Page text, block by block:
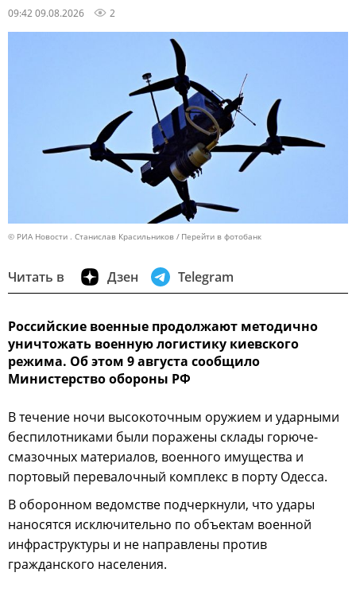
09:42 09.08.2026 2
© РИА Новости . Станислав Красильников Перейти в фотобанк
Читать в Дзен Telegram
Российские военные продолжают методично
уничтожать военную логистику киевского
режима. Об этом 9 августа сообщило
Министерство обороны РФ
В течение ночи высокоточным оружием и ударными
беспилотниками были поражены склады горюче-
смазочных материалов, военного имущества и
портовый перевалочный комплекс в порту Одесса.
В оборонном ведомстве подчеркнули, что удары
наносятся исключительно по объектам военной
инфраструктуры и не направлены против
гражданского населения.